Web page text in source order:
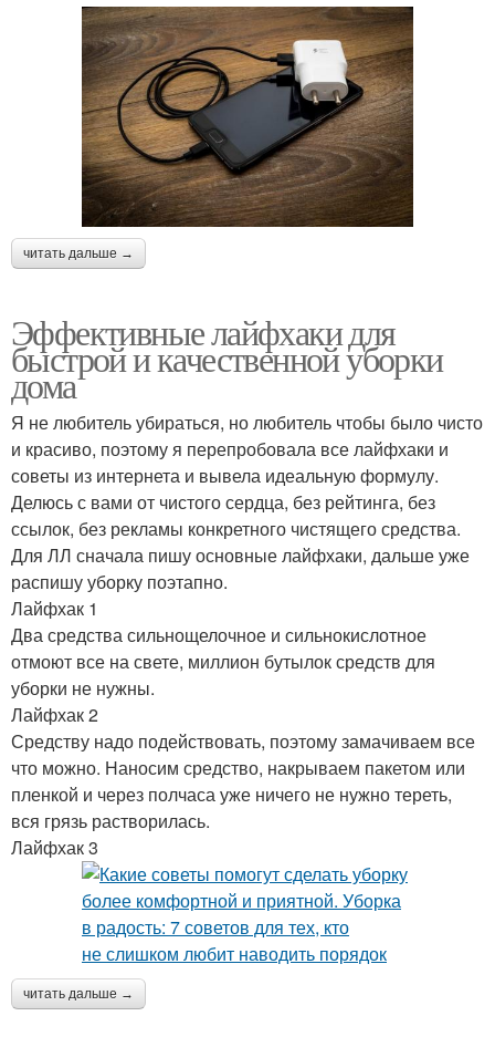
читать дальше →
Эффективные лайфхаки для
быстрой и качественной уборки
дома
Я не любитель убираться, но любитель чтобы было чисто
и красиво, поэтому я перепробовала все лайфхаки и
советы из интернета и вывела идеальную формулу.
Делюсь с вами от чистого сердца, без рейтинга, без
ссылок, без рекламы конкретного чистящего средства.
Для ЛЛ сначала пишу основные лайфхаки, дальше уже
распишу уборку поэтапно.
Лайфхак 1
Два средства сильнощелочное и сильнокислотное
отмоют все на свете, миллион бутылок средств для
уборки не нужны.
Лайфхак 2
Средству надо подействовать, поэтому замачиваем все
что можно. Наносим средство, накрываем пакетом или
пленкой и через полчаса уже ничего не нужно тереть,
вся грязь растворилась.
Лайфхак 3
читать дальше →